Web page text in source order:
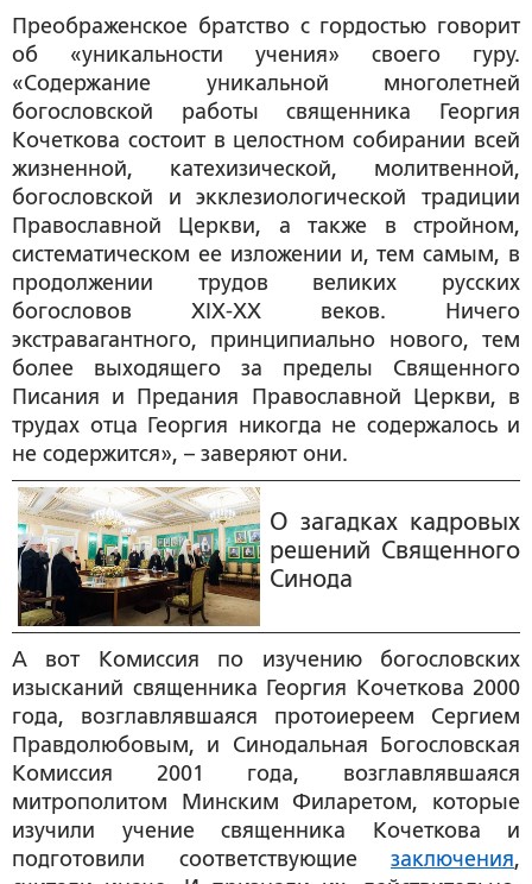
Преображенское братство с гордостью говорит
об «уникальности учения» своего гуру.
«Содержание уникальной многолетней
богословской работы священника Георгия
Кочеткова состоит в целостном собирании всей
жизненной, катехизической, молитвенной,
богословской и экклезиологической традиции
Православной Церкви, а также в стройном,
систематическом ее изложении и, тем самым, в
продолжении трудов великих русских
богословов XIX-XX веков. Ничего
экстравагантного, принципиально нового, тем
более выходящего за пределы Священного
Писания и Предания Православной Церкви, в
трудах отца Георгия никогда не содержалось и
не содержится», – заверяют они.
О загадках кадровых
решений Священного
Синода
А вот Комиссия по изучению богословских
изысканий священника Георгия Кочеткова 2000
года, возглавлявшаяся протоиереем Сергием
Правдолюбовым, и Синодальная Богословская
Комиссия 2001 года, возглавлявшаяся
митрополитом Минским Филаретом, которые
изучили учение священника Кочеткова и
подготовили соответствующие заключения,